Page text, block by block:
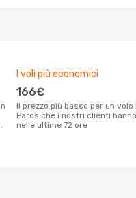
I voli più economici
166€
Il prezzo più basso per un volo Bologna
Paros che i nostri clienti
nelle ultime 72 ore